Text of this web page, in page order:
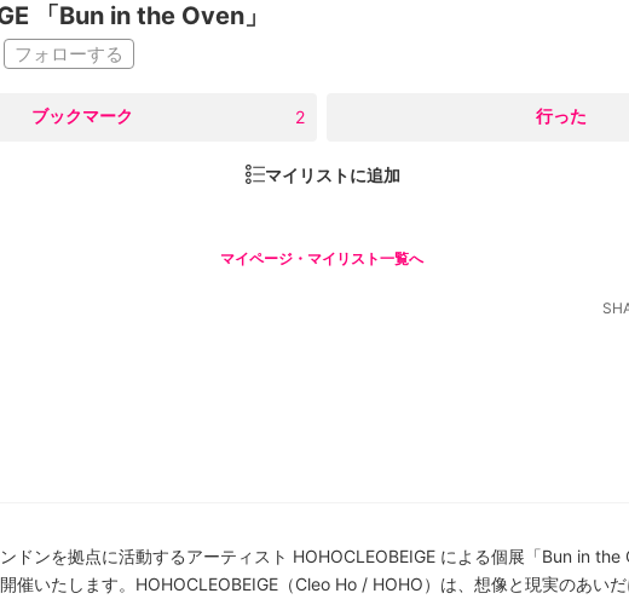
「Bun in the Oven」
フォローする
ブックマーク 2 行った
マイリストに追加
マイページ・マイリスト一覧へ
ドンを拠点に活動するアーティスト HOHOCLEOBEIGE による個展「Bun in the
催いたします。HOHOCLEOBEIGE（Cleo Ho / HOHO）は、想像と現実のあい